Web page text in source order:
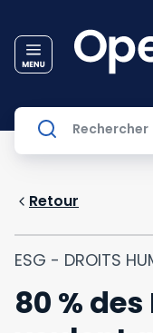
Retour
ESG - DROITS
80 %